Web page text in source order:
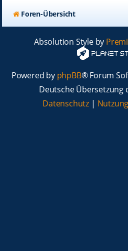
Foren-Übersicht
Absolution Style by
Powered by phpBB® Forum
Deutsche Übersetzung
Datenschutz |